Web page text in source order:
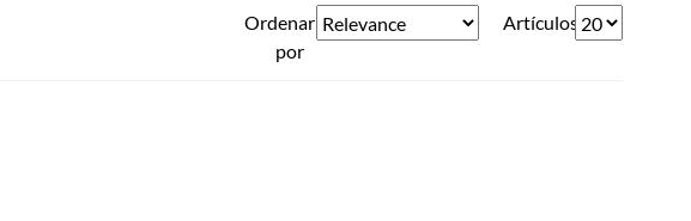
Ordenar
por
Artículos